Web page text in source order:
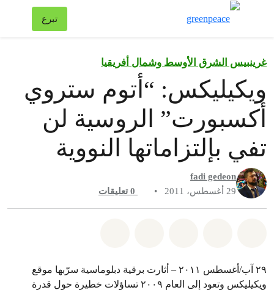
تبرع
غرينبيس الشرق الأوسط وشمال أفريقيا
ويكيليكس: “أتوم ستروي
أكسبورت” الروسية لن
تفي بإلتزاماتها النووية
fadi gedeon
29 أغسطس، 2011
•
0 تعليقات
٢٩ آب/أغسطس ٢٠١١ – أثارت برقية دبلوماسية سرّبها موقع
ويكيليكس وتعود إلى العام ٢٠٠٩ تساؤلات خطيرة حول قدرة